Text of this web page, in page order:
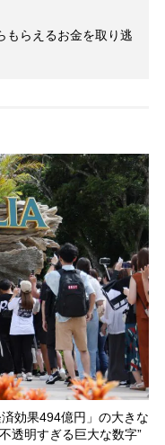
らえるお金を取り逃
効果494億円」の大きな
透明すぎる巨大な数字”